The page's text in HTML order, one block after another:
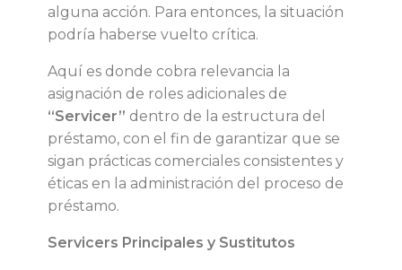
o
e
c
c
alguna acción. Para entonces, la situación
podría haberse vuelto crítica.
Aquí es donde cobra relevancia la
asignación de roles adicionales de
“Servicer” dentro de la estructura del
préstamo, con el fin de garantizar que se
sigan prácticas comerciales consistentes y
éticas en la administración del proceso de
préstamo.
Servicers Principales y Sustitutos